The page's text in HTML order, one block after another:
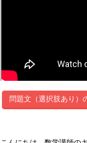
問題文（選択肢あり）